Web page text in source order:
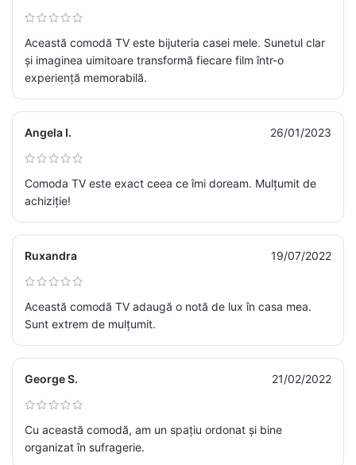
Această comodă TV este bijuteria casei mele. Sunetul clar
și imaginea uimitoare transformă fiecare film într-o
experiență memorabilă.
Angela I. 26/01/2023
Comoda TV este exact ceea ce îmi doream. Mulțumit de
achiziție!
Ruxandra 19/07/2022
Această comodă TV adaugă o notă de lux în casa mea.
Sunt extrem de mulțumit.
George S. 21/02/2022
Cu această comodă, am un spațiu ordonat și bine
organizat în sufragerie.